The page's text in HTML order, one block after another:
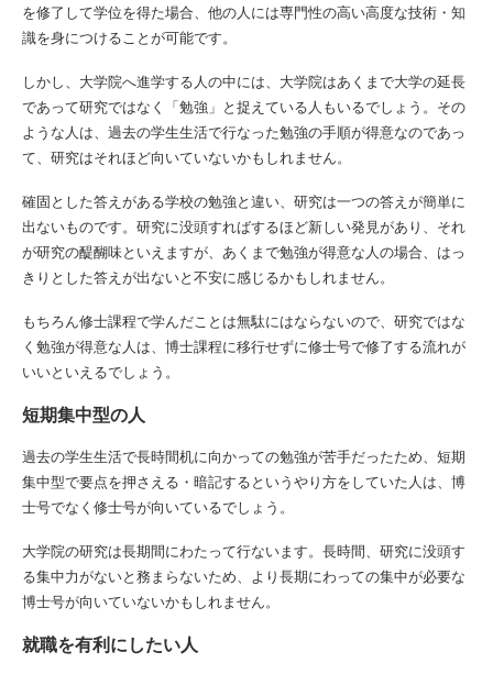
を修了して学位を得た場合、他の人には専門性の高い高度な技術・知
識を身につけることが可能です。
しかし、大学院へ進学する人の中には、大学院はあくまで大学の延長
であって研究ではなく「勉強」と捉えている人もいるでしょう。その
ような人は、過去の学生生活で行なった勉強の手順が得意なのであっ
て、研究はそれほど向いていないかもしれません。
確固とした答えがある学校の勉強と違い、研究は一つの答えが簡単に
出ないものです。研究に没頭すればするほど新しい発見があり、それ
が研究の醍醐味といえますが、あくまで勉強が得意な人の場合、はっ
きりとした答えが出ないと不安に感じるかもしれません。
もちろん修士課程で学んだことは無駄にはならないので、研究ではな
く勉強が得意な人は、博士課程に移行せずに修士号で修了する流れが
いいといえるでしょう。
短期集中型の人
過去の学生生活で長時間机に向かっての勉強が苦手だったため、短期
集中型で要点を押さえる・暗記するというやり方をしていた人は、博
士号でなく修士号が向いているでしょう。
大学院の研究は長期間にわたって行ないます。長時間、研究に没頭す
る集中力がないと務まらないため、より長期にわっての集中が必要な
博士号が向いていないかもしれません。
就職を有利にしたい人